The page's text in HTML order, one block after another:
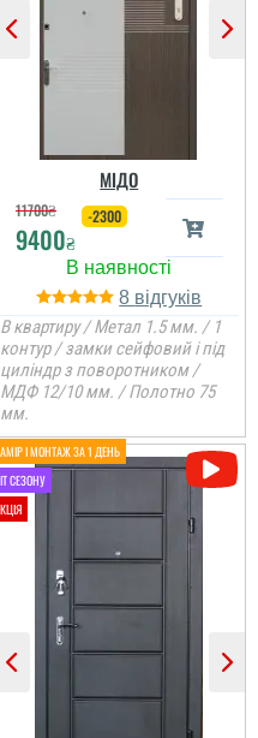
МІДО
11700₴
9400₴
-2300
8
В квартиру / Метал 1.5 мм. / 1
контур / замки сейфовий і під
циліндр з поворотником /
МДФ 12/10 мм. / Полотно 75
мм.